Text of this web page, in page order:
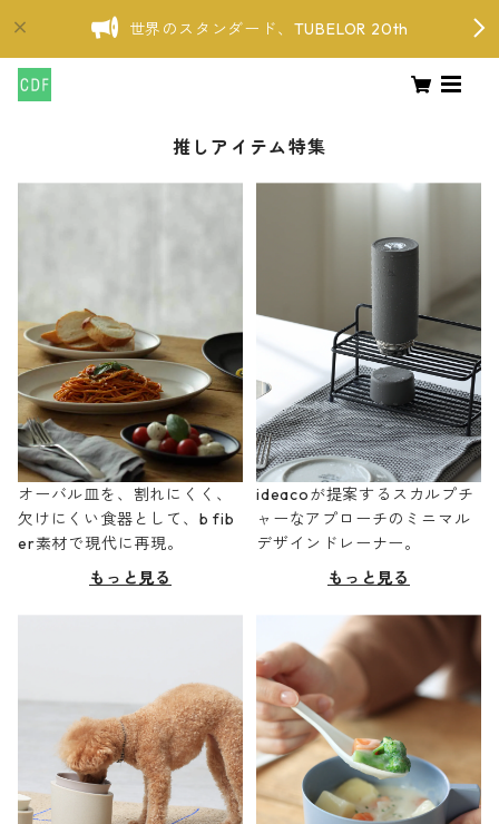
世界のスタンダード、TUBELOR 20th
推しアイテム特集
オーバル皿を、割れにくく、
欠けにくい食器として、b fib
er素材で現代に再現。
もっと見る
ideacoが提案するスカルプチ
ャーなアプローチのミニマル
デザインドレーナー。
もっと見る